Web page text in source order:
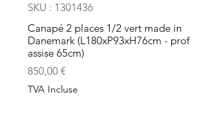
SKU : 1301436
Canapé 2 places 1/2 vert made in
Danemark (L180xP93xH76cm - prof
assise 65cm)
850,00 €Prix
TVA Incluse